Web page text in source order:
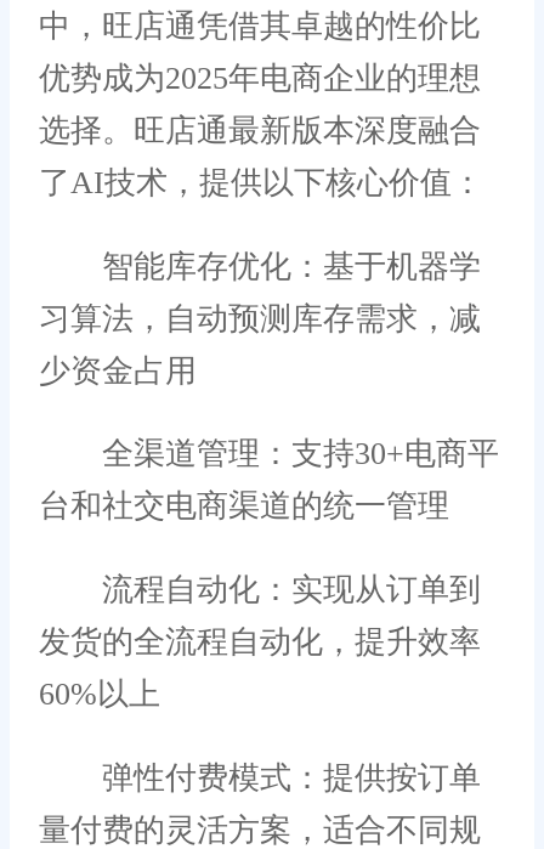
中，旺店通凭借其卓越的性价比
优势成为2025年电商企业的理想
选择。旺店通最新版本深度融合
了AI技术，提供以下核心价值：
智能库存优化：基于机器学
习算法，自动预测库存需求，减
少资金占用
全渠道管理：支持30+电商平
台和社交电商渠道的统一管理
流程自动化：实现从订单到
发货的全流程自动化，提升效率
60%以上
弹性付费模式：提供按订单
量付费的灵活方案，适合不同规